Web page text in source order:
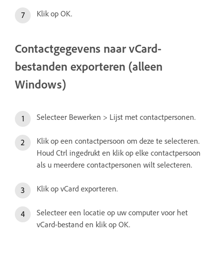
Klik op OK.
Contactgegevens naar vCard-
bestanden exporteren (alleen
Windows)
Selecteer Bewerken > Lijst met contactpersonen.
Klik op een contactpersoon om deze te selecteren.
Houd Ctrl ingedrukt en klik op elke contactpersoon
als u meerdere contactpersonen wilt selecteren.
Klik op vCard exporteren.
Selecteer een locatie op uw computer voor het
vCard-bestand en klik op OK.